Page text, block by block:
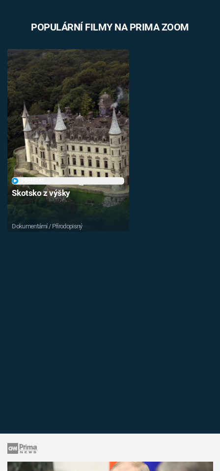
POPULÁRNÍ FILMY NA PRIMA ZOOM
Skotsko z výšky
Dokumentární / Přírodopisný